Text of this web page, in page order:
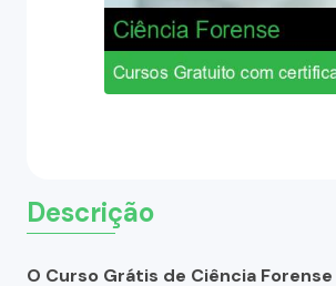
Descrição
O Curso Grátis de Ciência Forense